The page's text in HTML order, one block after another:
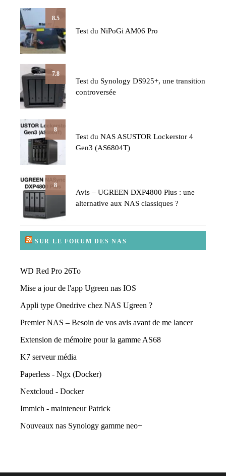
8.5
Test du NiPoGi AM06 Pro
7.8
Test du Synology DS925+, une transition
controversée
8
Test du NAS ASUSTOR Lockerstor 4
Gen3 (AS6804T)
8
Avis – UGREEN DXP4800 Plus : une
alternative aux NAS classiques ?
SUR LE FORUM DES NAS
WD Red Pro 26To
Mise a jour de l'app Ugreen nas IOS
Appli type Onedrive chez NAS Ugreen ?
Premier NAS – Besoin de vos avis avant de me lancer
Extension de mémoire pour la gamme AS68
K7 serveur média
Paperless - Ngx (Docker)
Nextcloud - Docker
Immich - mainteneur Patrick
Nouveaux nas Synology gamme neo+